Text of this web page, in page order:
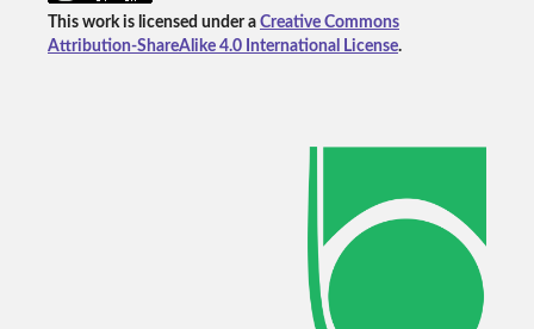
This work is licensed under a Creative Commons
Attribution-ShareAlike 4.0 International License.